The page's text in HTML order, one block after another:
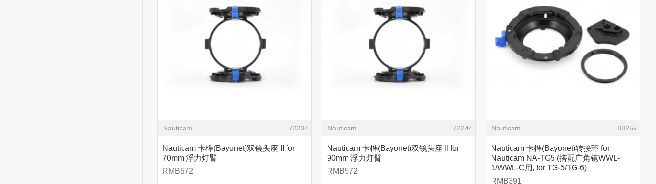
Nauticam 72234
Nauticam 卡榫(Bayonet)双镜头座 II for
70mm 浮力灯臂
RMB572
Nauticam 72244
Nauticam 卡榫(Bayonet)双镜头座 II for
90mm 浮力灯臂
RMB572
Nauticam 83255
Nauticam 卡榫(Bayonet)转接环 for
Nauticam NA-TG5 (搭配广角镜WWL-
1/WWL-C用, for TG-5/TG-6)
RMB391